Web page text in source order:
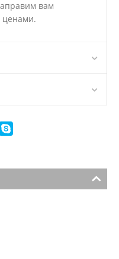
вам
ценами.